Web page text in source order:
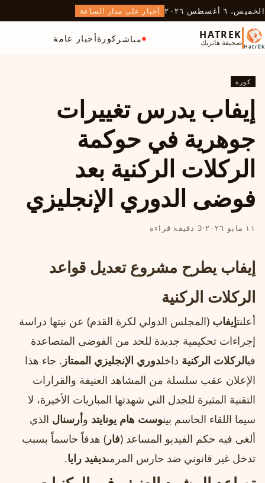
الخميس، ٦ أغسطس ٢٠٢٦ أخبار على مدار الساعة
HATREK
صحيفة هاتريك مباشر كورةأخبار عامة
كورة
إيفاب يدرس تغييرات
جوهرية في حوكمة
الركلات الركنية بعد
فوضى الدوري الإنجليزي
١١ مايو ٢٠٢٦ ·3 دقيقة قراءة
إيفاب يطرح مشروع تعديل قواعد
الركلات الركنية
أعلنتإيفاب (المجلس الدولي لكرة القدم) عن نيتها دراسة
إجراءات تحكيمية جديدة للحد من الفوضى المتصاعدة
فيالركلات الركنية داخلدوري الإنجليزي الممتاز . جاء هذا
الإعلان عقب سلسلة من المشاهد العنيفة والقرارات
التقنية المثيرة للجدل التي شهدتها المباريات الأخيرة، لا
سيما اللقاء الحاسم بينوست هام يونايتد وأرسنال الذي
ألغى فيه حكم الفيديو المساعد (فار ) هدفاً حاسماً بسبب
تدخل غير قانوني ضد حارس المرمىديفيد رايا.